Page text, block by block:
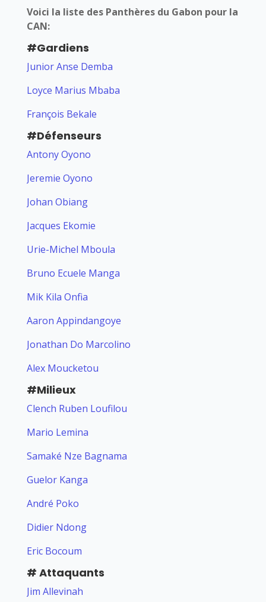
Voici la liste des Panthères du Gabon pour la
CAN:
#Gardiens
Junior Anse Demba
Loyce Marius Mbaba
François Bekale
#Défenseurs
Antony Oyono
Jeremie Oyono
Johan Obiang
Jacques Ekomie
Urie-Michel Mboula
Bruno Ecuele Manga
Mik Kila Onfia
Aaron Appindangoye
Jonathan Do Marcolino
Alex Moucketou
#Milieux
Clench Ruben Loufilou
Mario Lemina
Samaké Nze Bagnama
Guelor Kanga
André Poko
Didier Ndong
Eric Bocoum
# Attaquants
Jim Allevinah